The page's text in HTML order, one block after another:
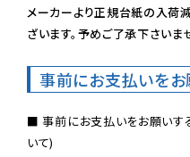
メーカーより正規台紙の入荷
ざいます。予めご了承下さいま
事前にお支払いを
■ 事前にお支払いをお願いす
いて)